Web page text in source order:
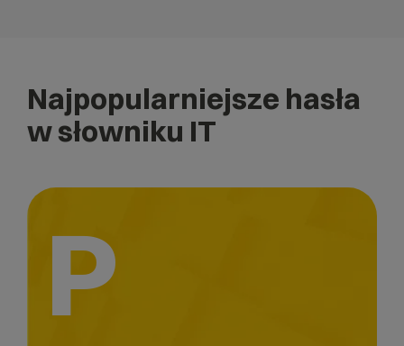
Najpopularniejsze hasła
w słowniku IT
P